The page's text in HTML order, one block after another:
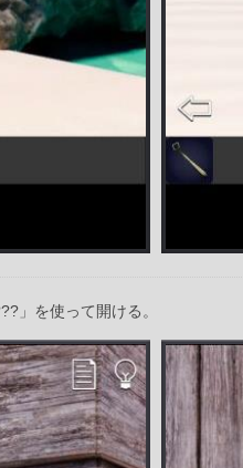
」を使って開ける。